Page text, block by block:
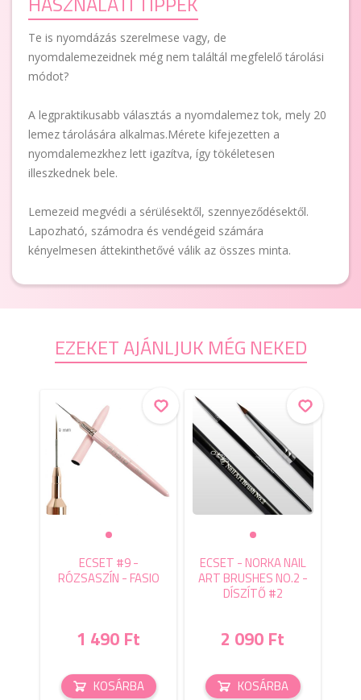
Te is nyomdázás szerelmese vagy, de
nyomdalemezeidnek még nem találtál megfelelő tárolási
módot?
A legpraktikusabb választás a nyomdalemez tok, mely 20
lemez tárolására alkalmas.Mérete kifejezetten a
nyomdalemezkhez lett igazítva, így tökéletesen
illeszkednek bele.
Lemezeid megvédi a sérülésektől, szennyeződésektől.
Lapozható, számodra és vendégeid számára
kényelmesen áttekinthetővé válik az összes minta.
EZEKET AJÁNLJUK MÉG NEKED
ECSET #9 -
RÓZSASZÍN - FASIO
1 490 Ft
KOSÁRBA
ECSET - NORKA NAIL
ART BRUSHES NO.2 -
DÍSZÍTŐ #2
2 090 Ft
KOSÁRBA